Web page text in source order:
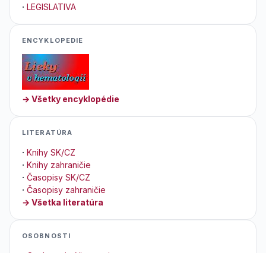
· LEGISLATIVA
ENCYKLOPEDIE
→ Všetky encyklopédie
LITERATÚRA
· Knihy SK/CZ
· Knihy zahraničie
· Časopisy SK/CZ
· Časopisy zahraničie
→ Všetka literatúra
OSOBNOSTI